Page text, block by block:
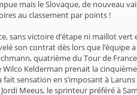
mais le Slovaque, de nouveau
au classement par points !
sans victoire d’étape ni maillot
son contrat dès lors que
quatrième du Tour de
Kelderman prenait la
fait sensation en s’imposant à
Meeus, le sprinteur préféré à